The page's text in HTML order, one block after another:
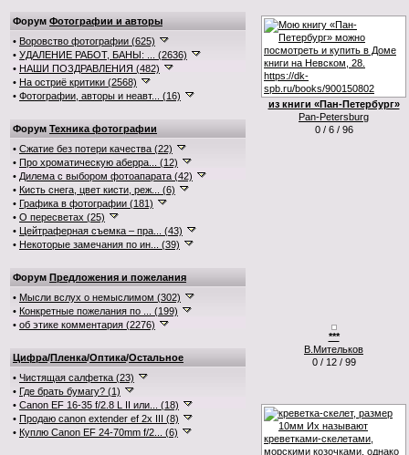
Форум Фотографии и авторы
• Воровство фотографии (625)
• УДАЛЕНИЕ РАБОТ, БАНЫ: ... (2636)
• НАШИ ПОЗДРАВЛЕНИЯ (482)
• На остриё критики (2568)
• Фотографии, авторы и неавт... (16)
Форум Техника фотографии
• Сжатие без потери качества (22)
• Про хроматическую аберра... (12)
• Дилема с выбором фотоапарата (42)
• Кисть снега, цвет кисти, реж... (6)
• Графика в фотографии (181)
• О пересветах (25)
• Цейтраферная съемка – пра... (43)
• Некоторые замечания по ин... (39)
Форум Предложения и пожелания
• Мысли вслух о немыслимом (302)
• Конкретные пожелания по ... (199)
• об этике комментария (2276)
Цифра/Пленка/Оптика/Остальное
• Чистящая салфетка (23)
• Где брать бумагу? (1)
• Canon EF 16-35 f/2.8 L II или... (18)
• Продаю canon extender ef 2x III (8)
• Куплю Canon EF 24-70mm f/2... (6)
из книги «Пан-Петербург»
Pan-Petersburg
0 / 6 / 96
***
В.Мительков
0 / 12 / 99